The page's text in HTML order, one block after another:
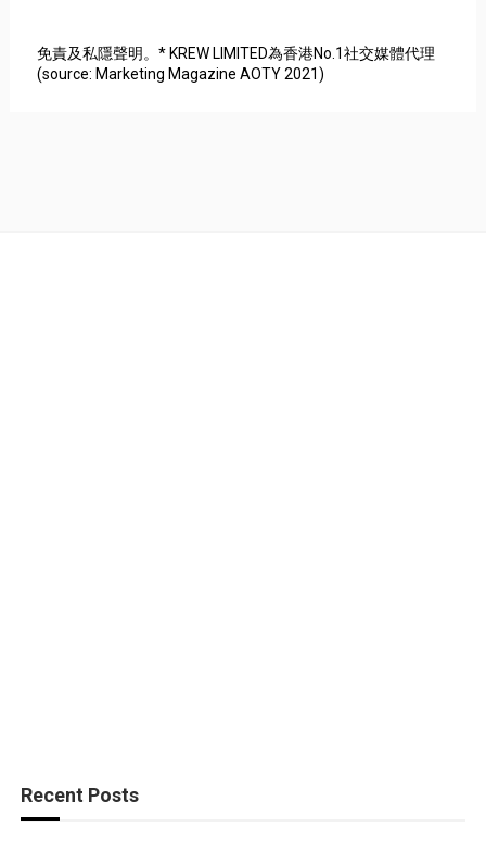
免責及私隱聲明。* KREW LIMITED為香港No.1社交媒體代理
(source: Marketing Magazine AOTY 2021)
Recent Posts